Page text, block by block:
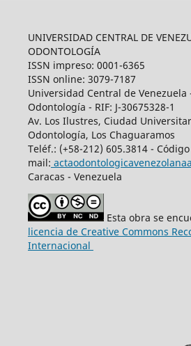
UNIVERSIDAD CENTRAL DE
ODONTOLOGÍA
ISSN impreso: 0001-6365
ISSN online: 3079-7187
Universidad Central de Venezuela
Odontología - RIF: J-30675328-1
Av. Los Ilustres, Ciudad
Odontología, Los Chaguaramos
Teléf.: (+58-212) 605.3814 -
mail:
Caracas - Venezuela
Esta obra se
licencia de Creative Commons
Internacional